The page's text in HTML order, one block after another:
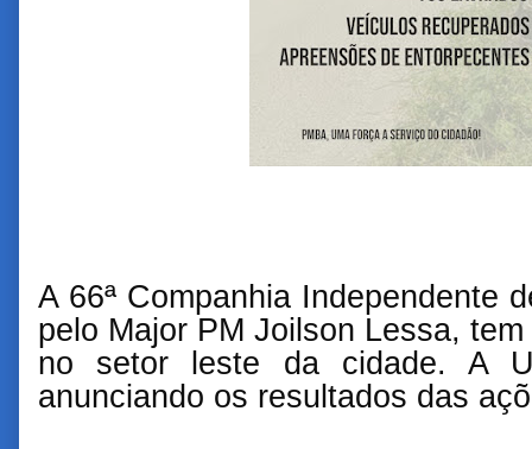
A 66ª Companhia Independente
pelo Major PM Joilson Lessa,
no setor leste da cidade. A
anunciando os resultados das